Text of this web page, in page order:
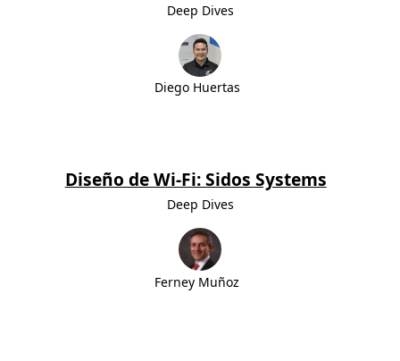
Deep Dives
Diego Huertas
Diseño de Wi-Fi: Sidos Systems
Deep Dives
Ferney Muñoz